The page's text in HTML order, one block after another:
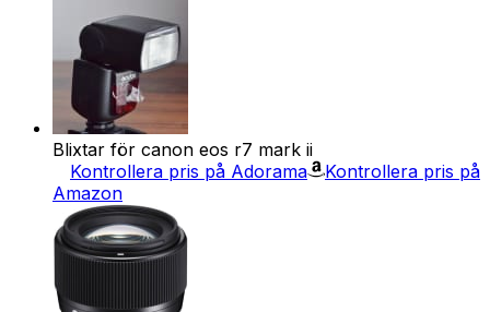
Blixtar för canon eos r7 mark ii
Kontrollera pris på Adorama
Kontrollera pris på
Amazon